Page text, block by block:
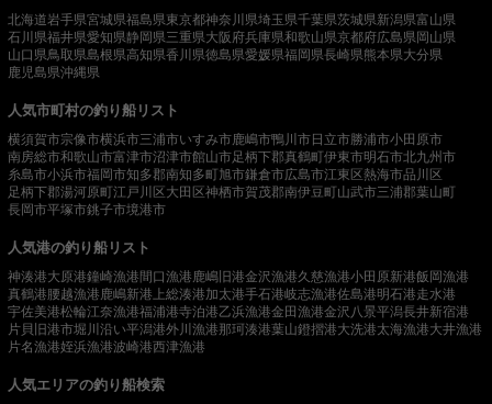
北海道岩手県宮城県福島県東京都神奈川県埼玉県千葉県茨城県新潟県富山県
石川県福井県愛知県静岡県三重県大阪府兵庫県和歌山県京都府広島県岡山県
山口県鳥取県島根県高知県香川県徳島県愛媛県福岡県長崎県熊本県大分県
鹿児島県沖縄県
人気市町村の釣り船リスト
横須賀市宗像市横浜市三浦市いすみ市鹿嶋市鴨川市 日立市勝浦市小田原市
南房総市和歌山市富津市沼津市館山市足柄下郡真鶴町伊東市明石市北九州市
糸島市小浜市福岡市知多郡南知多町旭市鎌倉市広島市江東区熱海市品川区
足柄下郡湯河原町江戸川区 大田区神栖市賀茂郡南伊豆町山武市三浦郡葉山町
長岡市平塚市銚子市境港市
人気港の釣り船リスト
神湊港大原港鐘崎漁港 間口漁港鹿嶋旧港金沢漁港久慈漁港小田原新港飯岡漁港
真鶴港 腰越漁港鹿嶋新港 上総湊港加太港手石港岐志漁港佐島港明石港走水港
宇佐美港松輪江奈漁港福浦港寺泊港乙浜漁港金田漁港金沢八景平潟長井新宿港
片貝旧港市堀川沿い平潟港外川漁港那珂湊港葉山鐙摺港大洗港太海漁港大井漁港
片名漁港姪浜漁港波崎港西津漁港
人気エリアの釣り船検索